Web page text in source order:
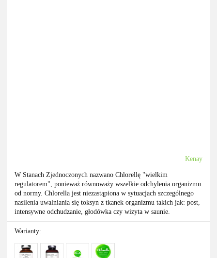
Kenay
W Stanach Zjednoczonych nazwano Chlorellę "wielkim
regulatorem", ponieważ równoważy wszelkie odchylenia organizmu
od normy. Chlorella jest niezastąpiona w sytuacjach szczególnego
nasilenia uwalniania się toksyn z tkanek organizmu takich jak: post,
intensywne odchudzanie, głodówka czy wizyta w saunie.
Warianty: